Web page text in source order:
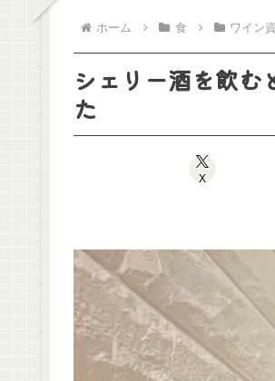
ホーム 食 ワイン
シェリー酒を飲む
た
X